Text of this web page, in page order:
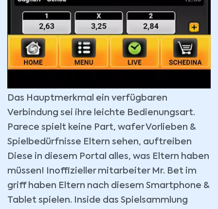
Das Hauptmerkmal ein verfügbaren
Verbindung sei ihre leichte Bedienungsart.
Parece spielt keine Part, wafer Vorlieben &
Spielbedürfnisse Eltern sehen, auftreiben
Diese in diesem Portal alles, was Eltern haben
müssen! Inoffizieller mitarbeiter Mr. Bet im
griff haben Eltern nach diesem Smartphone &
Tablet spielen. Inside das Spielsammlung